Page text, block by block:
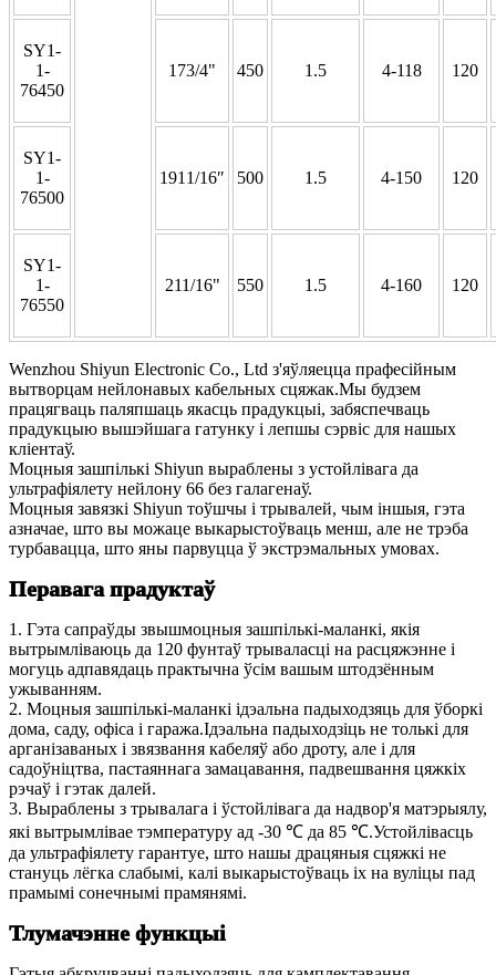
SY1-
1-
76450
173/4" 450 1.5 4-118 120
SY1-
1-
76500
1911/16″ 500 1.5 4-150 120
SY1-
1-
76550
211/16" 550 1.5 4-160 120
Wenzhou Shiyun Electronic Co., Ltd з'яўляецца прафесійным
вытворцам нейлонавых кабельных сцяжак.Мы будзем
працягваць паляпшаць якасць прадукцыі, забяспечваць
прадукцыю вышэйшага гатунку і лепшы сэрвіс для нашых
кліентаў.
Моцныя зашпількі Shiyun выраблены з устойлівага да
ультрафіялету нейлону 66 без галагенаў.
Моцныя завязкі Shiyun тоўшчы і трывалей, чым іншыя, гэта
азначае, што вы можаце выкарыстоўваць менш, але не трэба
турбавацца, што яны парвуцца ў экстрэмальных умовах.
Перавага прадуктаў
1. Гэта сапраўды звышмоцныя зашпількі-маланкі, якія
вытрымліваюць да 120 фунтаў трываласці на расцяжэнне і
могуць адпавядаць практычна ўсім вашым штодзённым
ужыванням.
2. Моцныя зашпількі-маланкі ідэальна падыходзяць для ўборкі
дома, саду, офіса і гаража.Ідэальна падыходзіць не толькі для
арганізаваных і звязвання кабеляў або дроту, але і для
садоўніцтва, пастаяннага замацавання, падвешвання цяжкіх
рэчаў і гэтак далей.
3. Выраблены з трывалага і ўстойлівага да надвор'я матэрыялу,
які вытрымлівае тэмпературу ад -30 ℃ да 85 ℃.Устойлівасць
да ультрафіялету гарантуе, што нашы драцяныя сцяжкі не
стануць лёгка слабымі, калі выкарыстоўваць іх на вуліцы пад
прамымі сонечнымі прамянямі.
Тлумачэнне функцыі